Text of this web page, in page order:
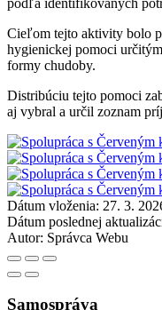
podľa identifikovaných
Cieľom tejto aktivity bolo
hygienickej pomoci
formy chudoby.
Distribúciu tejto pomoci
aj vybral a určil zoznam
Dátum vloženia: 27. 3.
Dátum poslednej
Autor: Správca Webu
Samospráva